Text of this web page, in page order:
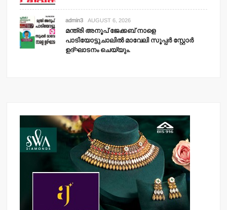
admin3 AUGUST 6, 2026
മന്ത്രി അനൂപ് ജേക്കബ് നാളെ
പാടിയോട്ടുചാലില്‍ മാവേലി സൂപ്പര്‍ സ്റ്റോര്‍
ഉദ്ഘാടനം ചെയ്യും.